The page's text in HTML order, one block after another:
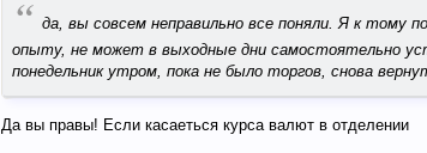
“ да, вы совсем неправильно все поняли. Я к тому
опыту, не может в выходные дни самостоятельно
понедельник утром, пока не было торгов, снова
Да вы правы! Если касаеться курса валют в отделении